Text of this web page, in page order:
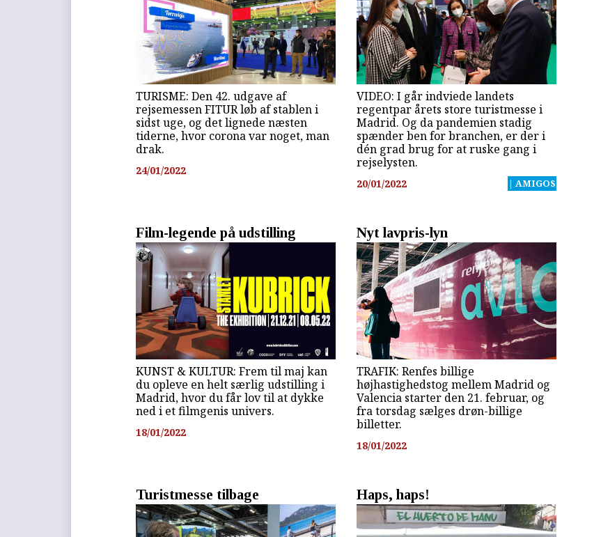
TURISME: Den 42. udgave af
rejsemessen FITUR løb af stablen i
sidst uge, og det lignede næsten
tiderne, hvor corona var noget, man
drak.
24/01/2022
VIDEO: I går indviede landets
regentpar årets store turistmesse i
Madrid. Og da pandemien stadig
spænder ben for branchen, er der i
dén grad brug for at ruske gang i
rejselysten.
20/01/2022 | AMIGOS
Film-legende på udstilling
KUNST & KULTUR: Frem til maj kan
du opleve en helt særlig udstilling i
Madrid, hvor du får lov til at dykke
ned i et filmgenis univers.
18/01/2022
Nyt lavpris-lyn
TRAFIK: Renfes billige
højhastighedstog mellem Madrid og
Valencia starter den 21. februar, og
fra torsdag sælges drøn-billige
billetter.
18/01/2022
Turistmesse tilbage Haps, haps!